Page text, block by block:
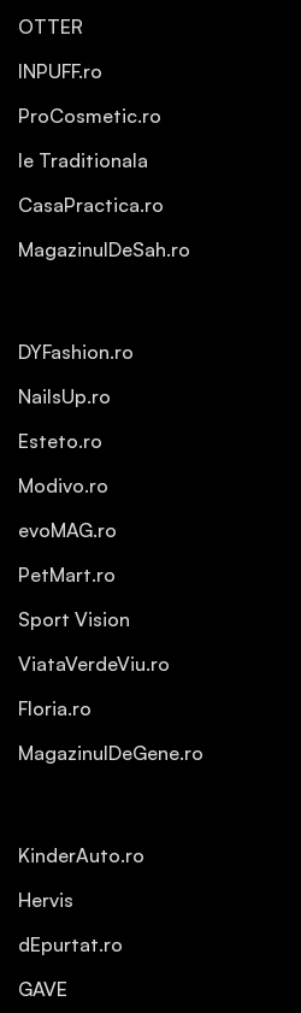
OTTER
INPUFF.ro
ProCosmetic.ro
Ie Traditionala
CasaPractica.ro
MagazinulDeSah.ro
DYFashion.ro
NailsUp.ro
Esteto.ro
Modivo.ro
evoMAG.ro
PetMart.ro
Sport Vision
ViataVerdeViu.ro
Floria.ro
MagazinulDeGene.ro
KinderAuto.ro
Hervis
dEpurtat.ro
GAVE